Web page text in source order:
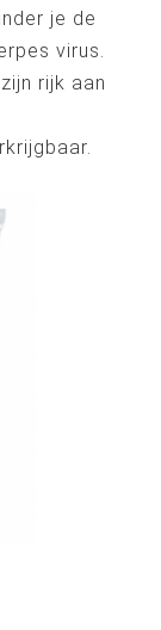
je de
virus.
rijk aan